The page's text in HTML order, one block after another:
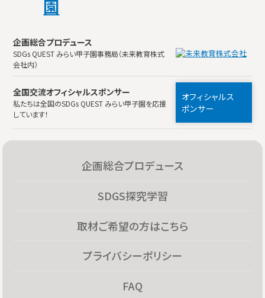
企画総合プロデュース
SDGs QUEST みらい甲子園事務局（未来教育株式
会社内）
全国交流オフィシャルスポンサー
私たちは全国のSDGs QUEST みらい甲子園を応援
しています！
オフィシャルス
ポンサー
企画総合プロデュース
SDGS探究学習
取材ご希望の方はこちら
プライバシーポリシー
FAQ